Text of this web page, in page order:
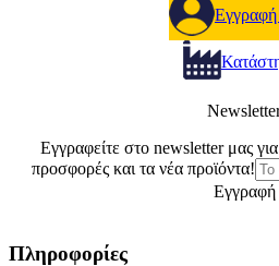
Εγγραφείτε στο newsletter μας
προσφορές και τα νέα προϊόντα!
Εγγραφή
Πληροφορίες